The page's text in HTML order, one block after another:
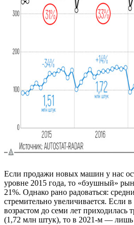
Если продажи новых машин у нас
уровне 2015 года, то «бэушный»
21%. Однако рано радоваться:
стремительно увеличивается. Если
возрастом до семи лет приходилась
(1,72 млн штук), то в 2021-м —